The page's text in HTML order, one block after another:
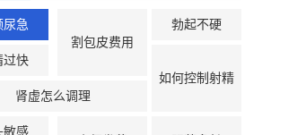
尿急
割包皮费用
过快
肾虚怎么调理
敏感
勃起不硬
如何控制射精